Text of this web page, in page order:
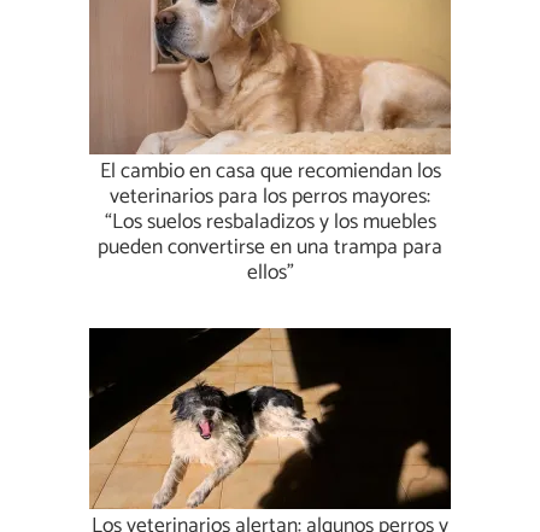
El cambio en casa que recomiendan los
veterinarios para los perros mayores:
“Los suelos resbaladizos y los muebles
pueden convertirse en una trampa para
ellos”